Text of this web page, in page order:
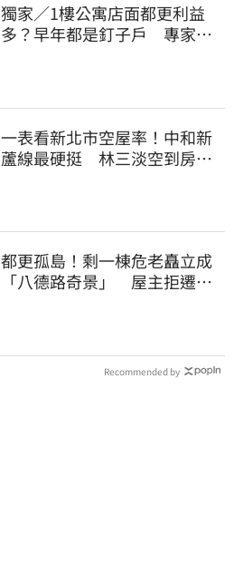
獨家／1樓公寓店面都更利益
多？早年都是釘子戶 專家解
一表看新北市空屋率！中和新
蘆線最硬挺 林三淡空到房價
都更孤島！剩一棟危老矗立成
「八德路奇景」 屋主拒遷原
Recommended by